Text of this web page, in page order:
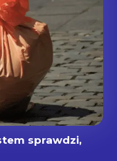
sprawdzi,